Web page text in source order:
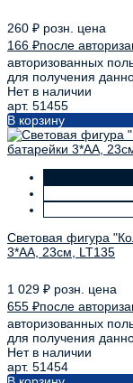
260 ₽ розн. цена
166 ₽после
авторизованных
для получения
Нет в наличии
арт. 51455
В корзину
Световая фигура
3*АА, 23см, LT135
1 029 ₽ розн. цена
655 ₽после
авторизованных
для получения
Нет в наличии
арт. 51454